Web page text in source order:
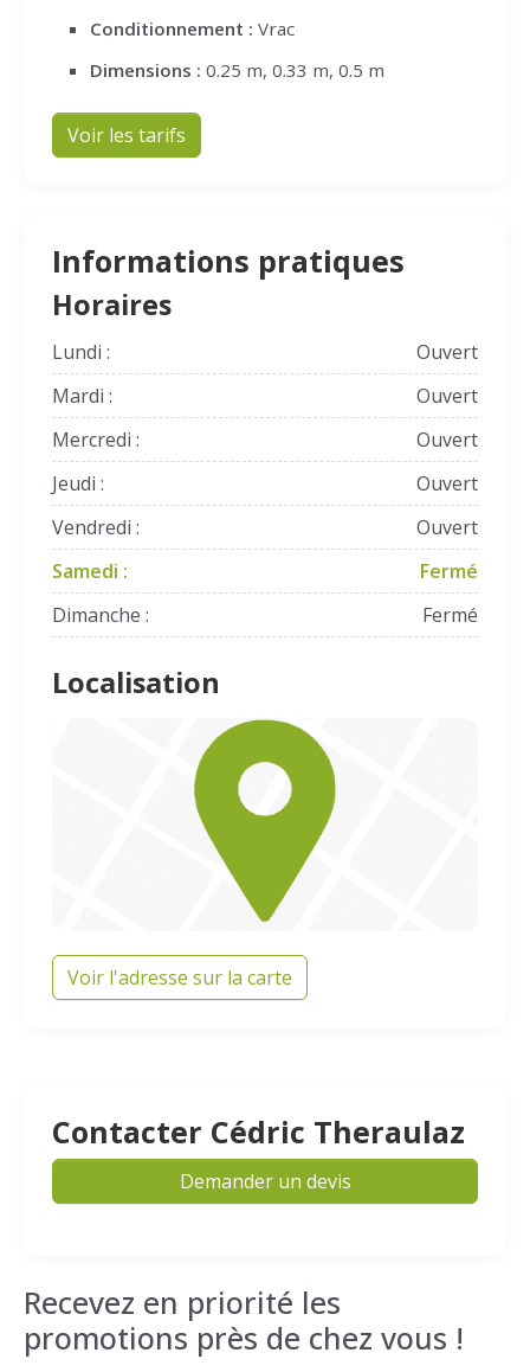
Conditionnement : Vrac
Dimensions : 0.25 m, 0.33 m, 0.5 m
Voir les tarifs
Informations pratiques
Horaires
Lundi :
Ouvert
Mardi :
Ouvert
Mercredi :
Ouvert
Jeudi :
Ouvert
Vendredi :
Ouvert
Samedi :
Fermé
Dimanche :
Fermé
Localisation
Voir l'adresse sur la carte
Contacter Cédric Theraulaz
Demander un devis
Recevez en priorité les
promotions près de chez vous !